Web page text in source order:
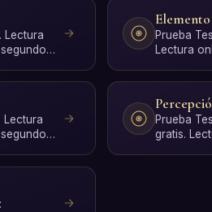
Lectura
Prueba
Lectura
Lectura
Prueba
gratis.